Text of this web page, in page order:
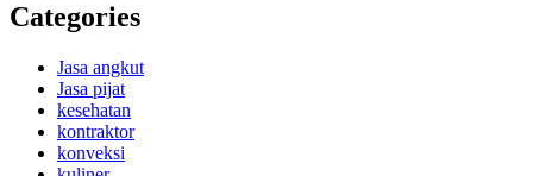
Categories
Jasa angkut
Jasa pijat
kesehatan
kontraktor
konveksi